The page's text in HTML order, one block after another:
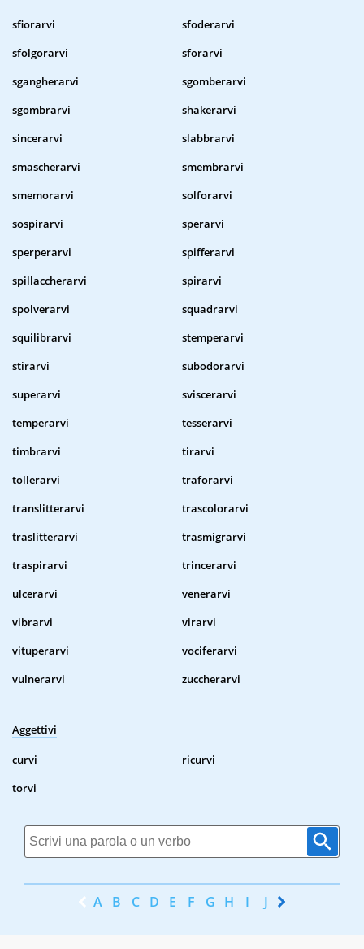
sfiorarvi
sfoderarvi
sfolgorarvi
sforarvi
sgangherarvi
sgomberarvi
sgombrarvi
shakerarvi
sincerarvi
slabbrarvi
smascherarvi
smembrarvi
smemorarvi
solforarvi
sospirarvi
sperarvi
sperperarvi
spifferarvi
spillaccherarvi
spirarvi
spolverarvi
squadrarvi
squilibrarvi
stemperarvi
stirarvi
subodorarvi
superarvi
sviscerarvi
temperarvi
tesserarvi
timbrarvi
tirarvi
tollerarvi
traforarvi
translitterarvi
trascolorarvi
traslitterarvi
trasmigrarvi
traspirarvi
trincerarvi
ulcerarvi
venerarvi
vibrarvi
virarvi
vituperarvi
vociferarvi
vulnerarvi
zuccherarvi
Aggettivi
curvi
ricurvi
torvi
A B C D E F G H I J K